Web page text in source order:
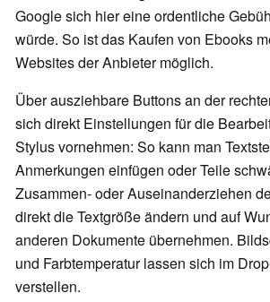
Google sich hier eine ordentliche
würde. So ist das Kaufen von Ebooks
Websites der Anbieter möglich.
Über ausziehbare Buttons an der
sich direkt Einstellungen für die
Stylus vornehmen: So kann man
Anmerkungen einfügen oder Teile
Zusammen- oder Auseinanderziehen
direkt die Textgröße ändern und auf
anderen Dokumente übernehmen.
und Farbtemperatur lassen sich im
verstellen.